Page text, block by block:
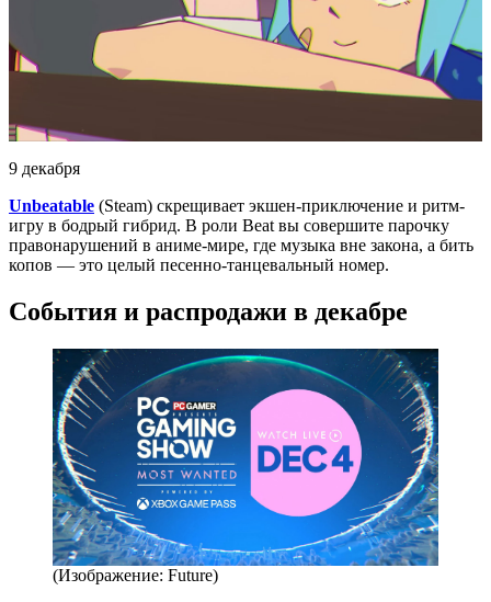
9 декабря
Unbeatable (Steam) скрещивает экшен-приключение и ритм-
игру в бодрый гибрид. В роли Beat вы совершите парочку
правонарушений в аниме-мире, где музыка вне закона, а бить
копов — это целый песенно-танцевальный номер.
События и распродажи в декабре
(Изображение: Future)